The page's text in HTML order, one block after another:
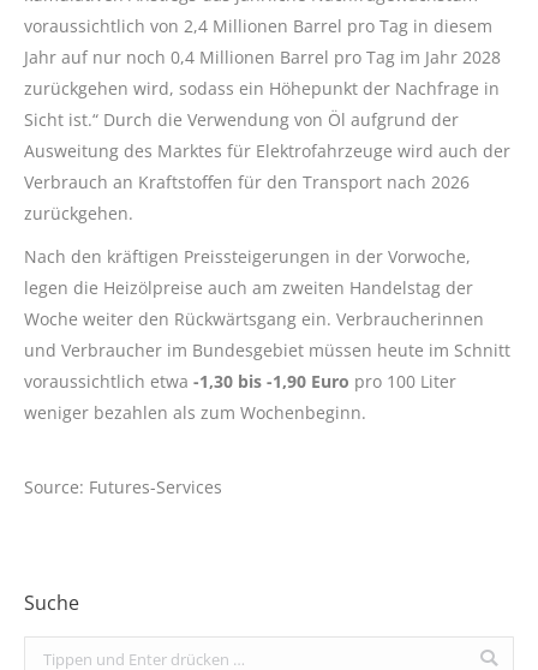
voraussichtlich von 2,4 Millionen Barrel pro Tag in diesem
Jahr auf nur noch 0,4 Millionen Barrel pro Tag im Jahr 2028
zurückgehen wird, sodass ein Höhepunkt der Nachfrage in
Sicht ist.“ Durch die Verwendung von Öl aufgrund der
Ausweitung des Marktes für Elektrofahrzeuge wird auch der
Verbrauch an Kraftstoffen für den Transport nach 2026
zurückgehen.
Nach den kräftigen Preissteigerungen in der Vorwoche,
legen die Heizölpreise auch am zweiten Handelstag der
Woche weiter den Rückwärtsgang ein. Verbraucherinnen
und Verbraucher im Bundesgebiet müssen heute im Schnitt
voraussichtlich etwa -1,30 bis -1,90 Euro pro 100 Liter
weniger bezahlen als zum Wochenbeginn.
Source: Futures-Services
Suche
Search: